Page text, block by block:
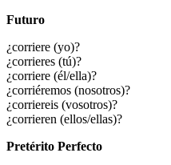
Futuro
¿corriere (yo)?
¿corrieres (tú)?
¿corriere (él/ella)?
¿corriéremos (nosotros)?
¿corriereis (vosotros)?
¿corrieren (ellos/ellas)?
Pretérito Perfecto